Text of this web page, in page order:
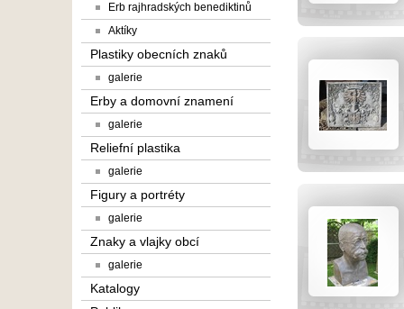
Erb rajhradských benediktinů
Aktíky
Plastiky obecních znaků
galerie
Erby a domovní znamení
galerie
Reliefní plastika
galerie
Figury a portréty
galerie
Znaky a vlajky obcí
galerie
Katalogy